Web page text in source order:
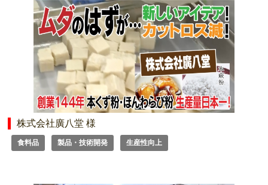
株式会社廣八堂 様
食料品 製品・技術開発 生産性向上